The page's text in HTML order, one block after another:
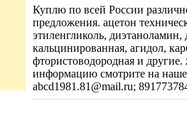
Куплю по всей России
предложения. ацетон
этиленгликоль,
кальцинированная, агидол,
фтористоводородная и
информацию смотрите на
abcd1981.81@mail.ru;